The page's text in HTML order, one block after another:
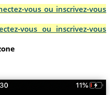
vous ou inscrivez-vous
vous ou inscrivez-vous